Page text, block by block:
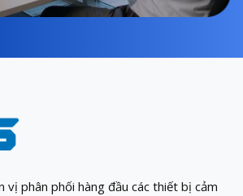
vị phân phối hàng đầu các thiết bị cảm